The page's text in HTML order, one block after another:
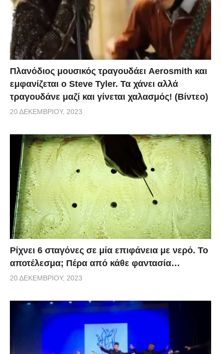
Πλανόδιος μουσικός τραγουδάει Aerosmith και
εμφανίζεται ο Steve Tyler. Τα χάνει αλλά
τραγουδάνε μαζί και γίνεται χαλασμός! (Βίντεο)
20 ΔΕΚΕΜΒΡΊΟΥ, 2023
Ρίχνει 6 σταγόνες σε μία επιφάνεια με νερό. Το
αποτέλεσμα; Πέρα από κάθε φαντασία…
20 ΔΕΚΕΜΒΡΊΟΥ, 2023